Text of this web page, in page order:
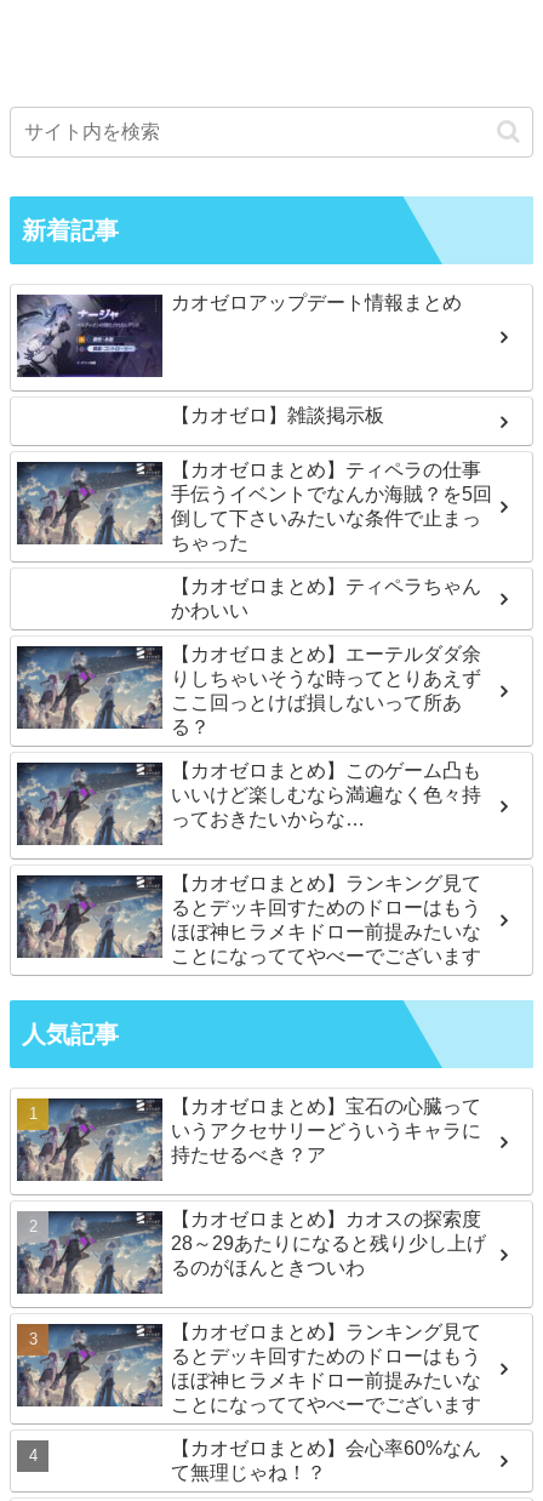
新着記事
カオゼロアップデート情報まとめ
【カオゼロ】雑談掲示板
【カオゼロまとめ】ティペラの仕事
手伝うイベントでなんか海賊？を5回
倒して下さいみたいな条件で止まっ
ちゃった
【カオゼロまとめ】ティペラちゃん
かわいい
【カオゼロまとめ】エーテルダダ余
りしちゃいそうな時ってとりあえず
ここ回っとけば損しないって所あ
る？
【カオゼロまとめ】このゲーム凸も
いいけど楽しむなら満遍なく色々持
っておきたいからな…
【カオゼロまとめ】ランキング見て
るとデッキ回すためのドローはもう
ほぼ神ヒラメキドロー前提みたいな
ことになっててやべーでございます
人気記事
【カオゼロまとめ】宝石の心臓って
いうアクセサリーどういうキャラに
持たせるべき？ア
【カオゼロまとめ】カオスの探索度
28～29あたりになると残り少し上げ
るのがほんときついわ
【カオゼロまとめ】ランキング見て
るとデッキ回すためのドローはもう
ほぼ神ヒラメキドロー前提みたいな
ことになっててやべーでございます
【カオゼロまとめ】会心率60%なん
て無理じゃね！？